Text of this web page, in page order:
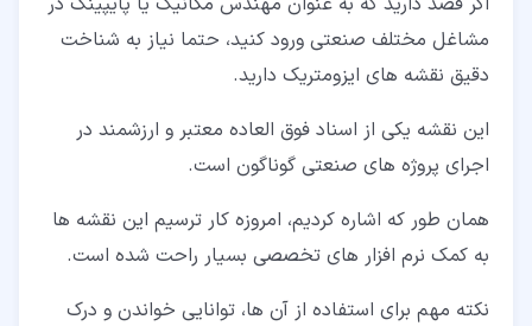
مشاغل مختلف صنعتی ورود کنید، حتما نیاز به شناخت
دقیق نقشه های ایزومتریک دارید.
این نقشه یکی از اسناد فوق العاده معتبر و ارزشمند در
اجرای پروژه های صنعتی گوناگون است.
همان طور که اشاره کردیم، امروزه کار ترسیم این نقشه ها
به کمک نرم افزار های تخصصی بسیار راحت شده است.
نکته مهم برای استفاده از آن ها، توانایی خواندن و درک